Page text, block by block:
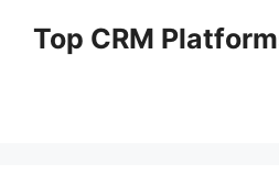
Top CRM